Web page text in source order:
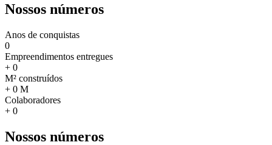
Nossos números
Anos de conquistas
0
Empreendimentos entregues
+ 0
M² construídos
+ 0 M
Colaboradores
+ 0
Nossos números